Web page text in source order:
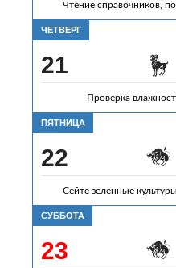
Чтение справочников,
ЧЕТВЕРГ
21
Проверка
ПЯТНИЦА
22
Сейте зеленные
СУББОТА
23